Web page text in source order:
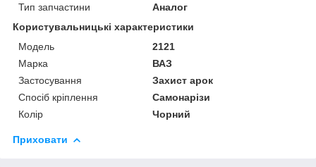
Тип запчастини
Аналог
Користувальницькі характеристики
Мoдель
2121
Марка
ВАЗ
Застосування
Захист арок
Спосіб кріплення
Самонарізи
Колір
Чорний
Приховати